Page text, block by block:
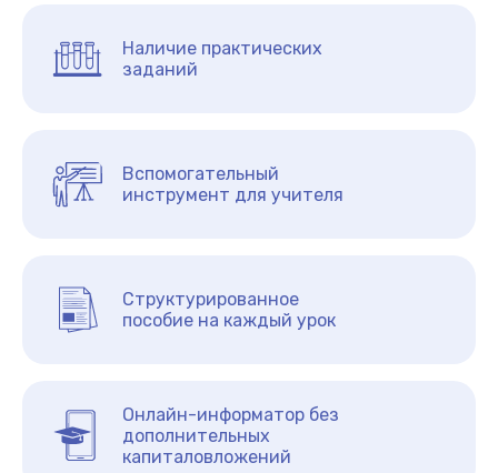
Наличие практических
заданий
Вспомогательный
инструмент для учителя
Структурированное
пособие на каждый урок
Онлайн-информатор без
дополнительных
капиталовложений